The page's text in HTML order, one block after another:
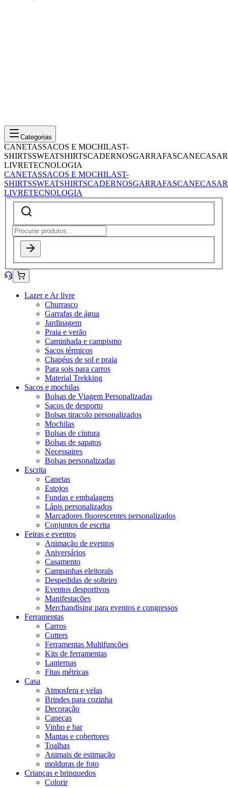
Categorias
CANETASSACOS E MOCHILAST-
SHIRTSSWEATSHIRTSCADERNOSGARRAFASCANECASAR
LIVRETECNOLOGIA
CANETASSACOS E MOCHILAST-
SHIRTSSWEATSHIRTSCADERNOSGARRAFASCANECASAR
LIVRETECNOLOGIA
Lazer e Ar livre
Churrasco
Garrafas de água
Jardinagem
Praia e verão
Caminhada e campismo
Sacos térmicos
Chapéus de sol e praia
Para sois para carros
Material Trekking
Sacos e mochilas
Bolsas de Viagem Personalizadas
Sacos de desporto
Bolsas tiracolo personalizados
Mochilas
Bolsas de cintura
Bolsas de sapatos
Necessaires
Bolsas personalizadas
Escrita
Canetas
Estojos
Fundas e embalagens
Lápis personalizados
Marcadores fluorescentes personalizados
Conjuntos de escrita
Feiras e eventos
Animação de eventos
Aniversários
Casamento
Campanhas eleitorais
Despedidas de solteiro
Eventos desportivos
Manifestações
Merchandising para eventos e congressos
Ferramentas
Carros
Cutters
Ferramentas Multifunções
Kits de ferramentas
Lanternas
Fitas métricas
Casa
Atmosfera e velas
Brindes para cozinha
Decoração
Canecas
Vinho e bar
Mantas e cobertores
Toalhas
Animais de estimação
molduras de foto
Crianças e brinquedos
Colorir